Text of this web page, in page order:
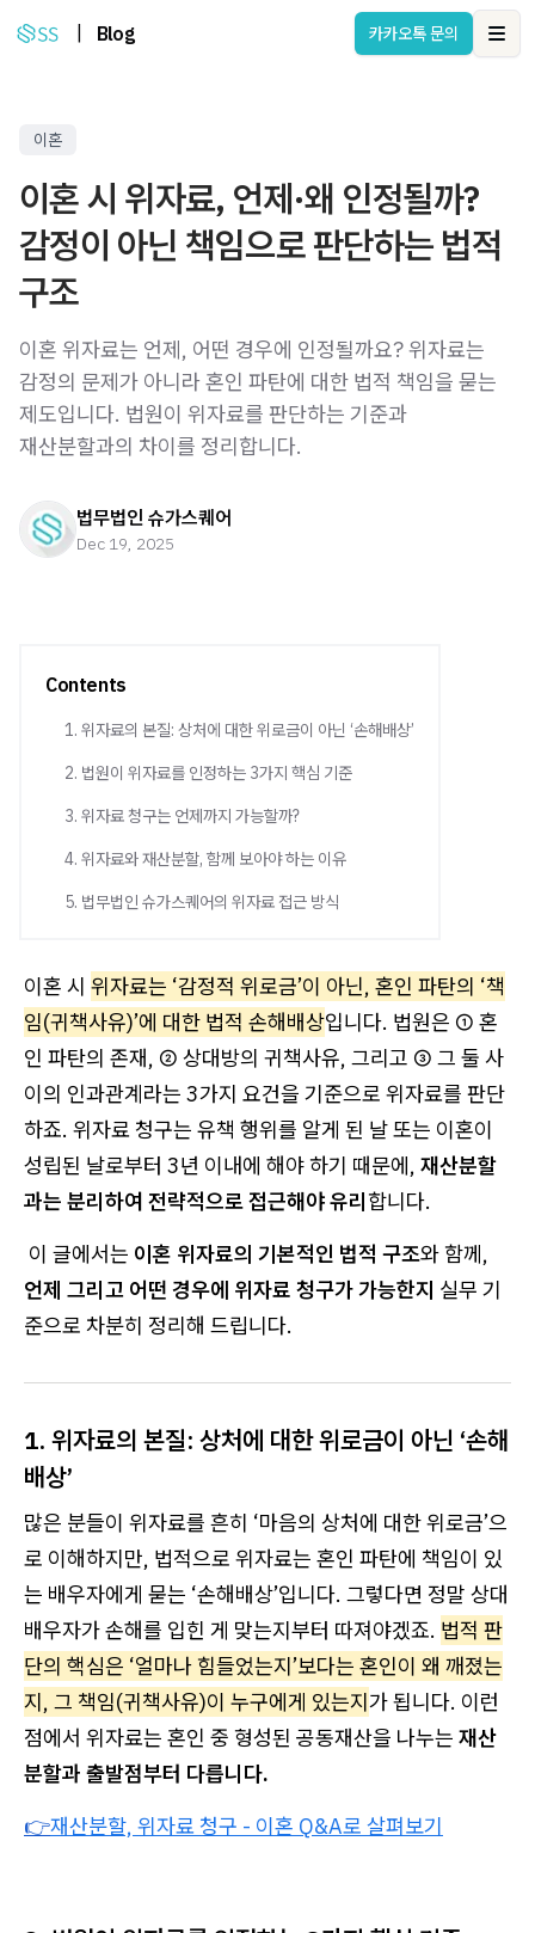
Blog 카카오톡 문의
이혼
이혼 시 위자료, 언제·왜 인정될까?
감정이 아닌 책임으로 판단하는 법적
구조
이혼 위자료는 언제, 어떤 경우에 인정될까요? 위자료는
감정의 문제가 아니라 혼인 파탄에 대한 법적 책임을 묻는
제도입니다. 법원이 위자료를 판단하는 기준과
재산분할과의 차이를 정리합니다.
법무법인 슈가스퀘어
Dec 19, 2025
Contents
1. 위자료의 본질: 상처에 대한 위로금이 아닌 ‘손해배상’
2. 법원이 위자료를 인정하는 3가지 핵심 기준
3. 위자료 청구는 언제까지 가능할까?
4. 위자료와 재산분할, 함께 보아야 하는 이유
5. 법무법인 슈가스퀘어의 위자료 접근 방식
이혼 시 위자료는 ‘감정적 위로금’이 아닌, 혼인 파탄의 ‘책
임(귀책사유)’에 대한 법적 손해배상입니다. 법원은 ① 혼
인 파탄의 존재, ② 상대방의 귀책사유, 그리고 ③ 그 둘 사
이의 인과관계라는 3가지 요건을 기준으로 위자료를 판단
하죠. 위자료 청구는 유책 행위를 알게 된 날 또는 이혼이
성립된 날로부터 3년 이내에 해야 하기 때문에, 재산분할
과는 분리하여 전략적으로 접근해야 유리합니다.
이 글에서는 이혼 위자료의 기본적인 법적 구조와 함께,
언제 그리고 어떤 경우에 위자료 청구가 가능한지 실무 기
준으로 차분히 정리해 드립니다.
1. 위자료의 본질: 상처에 대한 위로금이 아닌 ‘손해
배상’
많은 분들이 위자료를 흔히 ‘마음의 상처에 대한 위로금’으
로 이해하지만, 법적으로 위자료는 혼인 파탄에 책임이 있
는 배우자에게 묻는 ‘손해배상’입니다. 그렇다면 정말 상대
배우자가 손해를 입힌 게 맞는지부터 따져야겠죠. 법적 판
단의 핵심은 ‘얼마나 힘들었는지’보다는 혼인이 왜 깨졌는
지, 그 책임(귀책사유)이 누구에게 있는지가 됩니다. 이런
점에서 위자료는 혼인 중 형성된 공동재산을 나누는 재산
분할과 출발점부터 다릅니다.
👉재산분할, 위자료 청구 - 이혼 Q&A로 살펴보기